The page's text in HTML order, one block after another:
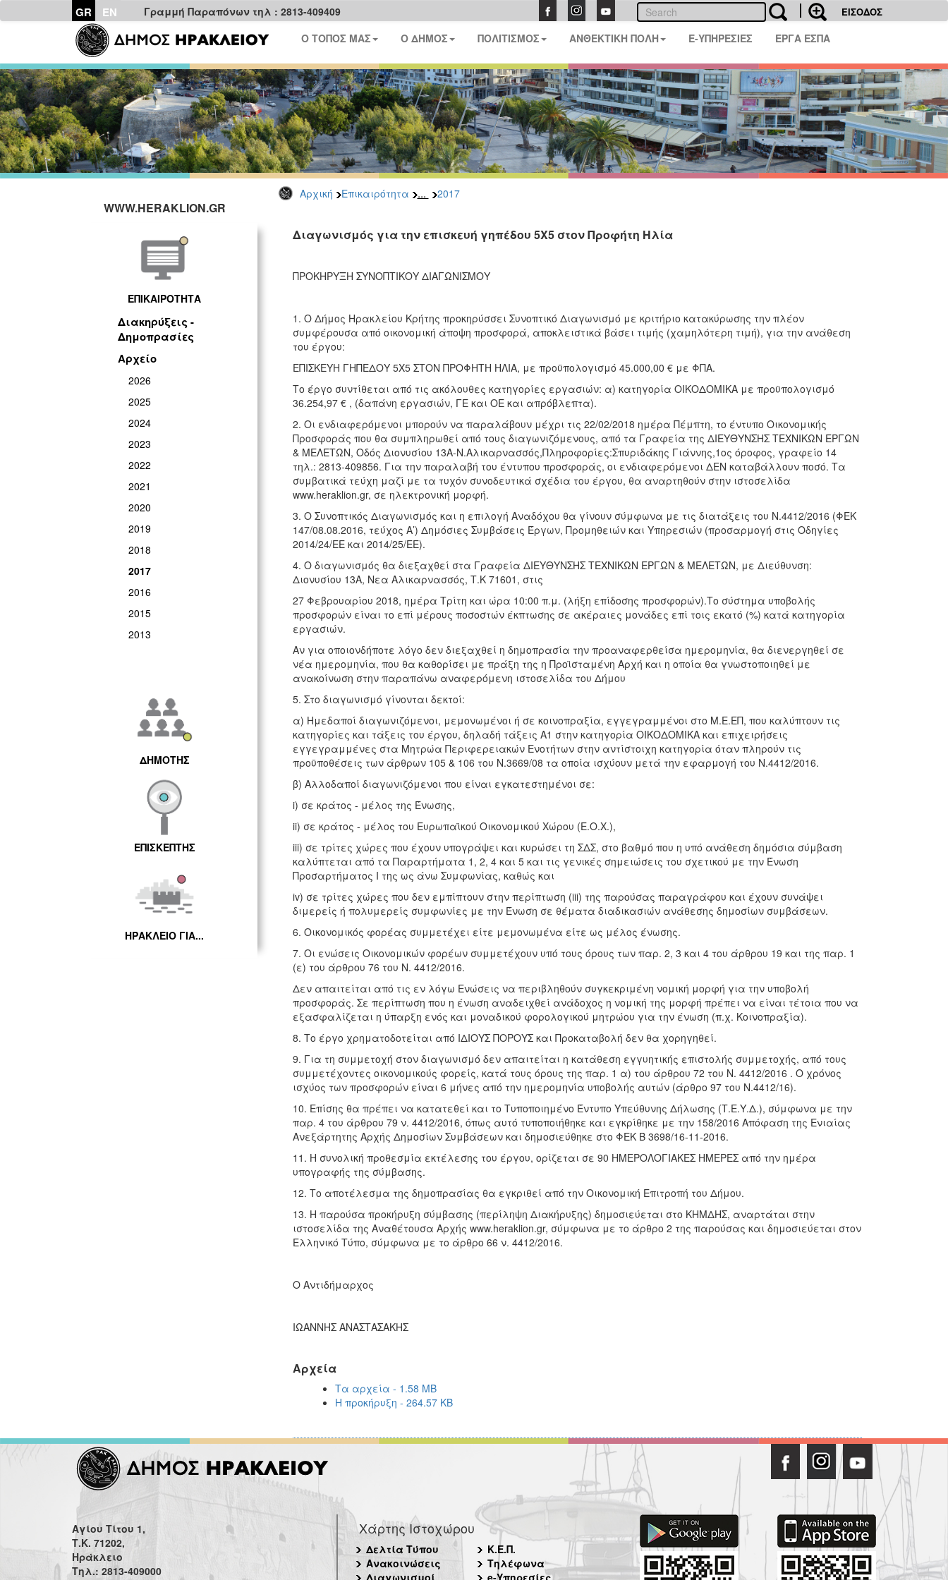
GR EN Γραμμή Παραπόνων τηλ : 2813-409409 ΕΙΣΟΔΟΣ
Ο ΤΟΠΟΣ ΜΑΣ Ο ΔΗΜΟΣ ΠΟΛΙΤΙΣΜΟΣ ΑΝΘΕΚΤΙΚΗ ΠΟΛΗ E-ΥΠΗΡΕΣΙΕΣ ΕΡΓΑ ΕΣΠΑ
Αρχική Επικαιρότητα ... 2017
WWW.HERAKLION.GR
ΕΠΙΚΑΙΡΟΤΗΤΑ
Διακηρύξεις -
Δημοπρασίες
Αρχείο
2026
2025
2024
2023
2022
2021
2020
2019
2018
2017
2016
2015
2013
ΔΗΜΟΤΗΣ
ΕΠΙΣΚΕΠΤΗΣ
ΗΡΑΚΛΕΙΟ ΓΙΑ...
Διαγωνισμός για την επισκευή γηπέδου 5Χ5 στον Προφήτη Ηλία
ΠΡΟΚΗΡΥΞΗ ΣΥΝΟΠΤΙΚΟΥ ΔΙΑΓΩΝΙΣΜΟΥ
1. Ο Δήμος Ηρακλείου Κρήτης προκηρύσσει Συνοπτικό Διαγωνισμό με κριτήριο κατακύρωσης την πλέον
συμφέρουσα από οικονομική άποψη προσφορά, αποκλειστικά βάσει τιμής (χαμηλότερη τιμή), για την ανάθεση
του έργου:
ΕΠΙΣΚΕΥΗ ΓΗΠΕΔΟΥ 5Χ5 ΣΤΟΝ ΠΡΟΦΗΤΗ ΗΛΙΑ, με προϋπολογισμό 45.000,00 € με ΦΠΑ.
Το έργο συντίθεται από τις ακόλουθες κατηγορίες εργασιών: α) κατηγορία ΟΙΚΟΔΟΜΙΚΑ με προϋπολογισμό
36.254,97 € , (δαπάνη εργασιών, ΓΕ και ΟΕ και απρόβλεπτα).
2. Οι ενδιαφερόμενοι μπορούν να παραλάβουν μέχρι τις 22/02/2018 ημέρα Πέμπτη, το έντυπο Οικονομικής
Προσφοράς που θα συμπληρωθεί από τους διαγωνιζόμενους, από τα Γραφεία της ΔΙΕΥΘΥΝΣΗΣ ΤΕΧΝΙΚΩΝ ΕΡΓΩΝ
& ΜΕΛΕΤΩΝ, Οδός Διονυσίου 13Α-Ν.Αλικαρνασσός,Πληροφορίες:Σπυριδάκης Γιάννης,1ος όροφος, γραφείο 14
τηλ.: 2813-409856. Για την παραλαβή του έντυπου προσφοράς, οι ενδιαφερόμενοι ΔΕΝ καταβάλλουν ποσό. Τα
συμβατικά τεύχη μαζί με τα τυχόν συνοδευτικά σχέδια του έργου, θα αναρτηθούν στην ιστοσελίδα
www.heraklion.gr, σε ηλεκτρονική μορφή.
3. Ο Συνοπτικός Διαγωνισμός και η επιλογή Αναδόχου θα γίνουν σύμφωνα με τις διατάξεις του Ν.4412/2016 (ΦΕΚ
147/08.08.2016, τεύχος Α’) Δημόσιες Συμβάσεις Έργων, Προμηθειών και Υπηρεσιών (προσαρμογή στις Οδηγίες
2014/24/ΕΕ και 2014/25/ΕΕ).
4. Ο διαγωνισμός θα διεξαχθεί στα Γραφεία ΔΙΕΥΘΥΝΣΗΣ ΤΕΧΝΙΚΩΝ ΕΡΓΩΝ & ΜΕΛΕΤΩΝ, με Διεύθυνση:
Διονυσίου 13Α, Νεα Αλικαρνασσός, Τ.Κ 71601, στις
27 Φεβρουαρίου 2018, ημέρα Τρίτη και ώρα 10:00 π.μ. (λήξη επίδοσης προσφορών).Το σύστημα υποβολής
προσφορών είναι το επί μέρους ποσοστών έκπτωσης σε ακέραιες μονάδες επί τοις εκατό (%) κατά κατηγορία
εργασιών.
Αν για οποιονδήποτε λόγο δεν διεξαχθεί η δημοπρασία την προαναφερθείσα ημερομηνία, θα διενεργηθεί σε
νέα ημερομηνία, που θα καθορίσει με πράξη της η Προϊσταμένη Αρχή και η οποία θα γνωστοποιηθεί με
ανακοίνωση στην παραπάνω αναφερόμενη ιστοσελίδα του Δήμου
5. Στο διαγωνισμό γίνονται δεκτοί:
α) Ημεδαποί διαγωνιζόμενοι, μεμονωμένοι ή σε κοινοπραξία, εγγεγραμμένοι στο Μ.Ε.ΕΠ, που καλύπτουν τις
κατηγορίες και τάξεις του έργου, δηλαδή τάξεις Α1 στην κατηγορία ΟΙΚΟΔΟΜΙΚΑ και επιχειρήσεις
εγγεγραμμένες στα Μητρώα Περιφερειακών Ενοτήτων στην αντίστοιχη κατηγορία όταν πληρούν τις
προϋποθέσεις των άρθρων 105 & 106 του Ν.3669/08 τα οποία ισχύουν μετά την εφαρμογή του Ν.4412/2016.
β) Αλλοδαποί διαγωνιζόμενοι που είναι εγκατεστημένοι σε:
i) σε κράτος - μέλος της Ένωσης,
ii) σε κράτος - μέλος του Ευρωπαϊκού Οικονομικού Χώρου (Ε.Ο.Χ.),
iii) σε τρίτες χώρες που έχουν υπογράψει και κυρώσει τη ΣΔΣ, στο βαθμό που η υπό ανάθεση δημόσια σύμβαση
καλύπτεται από τα Παραρτήματα 1, 2, 4 και 5 και τις γενικές σημειώσεις του σχετικού με την Ένωση
Προσαρτήματος I της ως άνω Συμφωνίας, καθώς και
iv) σε τρίτες χώρες που δεν εμπίπτουν στην περίπτωση (iii) της παρούσας παραγράφου και έχουν συνάψει
διμερείς ή πολυμερείς συμφωνίες με την Ένωση σε θέματα διαδικασιών ανάθεσης δημοσίων συμβάσεων.
6. Οικονομικός φορέας συμμετέχει είτε μεμονωμένα είτε ως μέλος ένωσης.
7. Οι ενώσεις Οικονομικών φορέων συμμετέχουν υπό τους όρους των παρ. 2, 3 και 4 του άρθρου 19 και της παρ. 1
(ε) του άρθρου 76 του Ν. 4412/2016.
Δεν απαιτείται από τις εν λόγω Ενώσεις να περιβληθούν συγκεκριμένη νομική μορφή για την υποβολή
προσφοράς. Σε περίπτωση που η ένωση αναδειχθεί ανάδοχος η νομική της μορφή πρέπει να είναι τέτοια που να
εξασφαλίζεται η ύπαρξη ενός και μοναδικού φορολογικού μητρώου για την ένωση (π.χ. Κοινοπραξία).
8. Το έργο χρηματοδοτείται από ΙΔΙΟΥΣ ΠΟΡΟΥΣ και Προκαταβολή δεν θα χορηγηθεί.
9. Για τη συμμετοχή στον διαγωνισμό δεν απαιτείται η κατάθεση εγγυητικής επιστολής συμμετοχής, από τους
συμμετέχοντες οικονομικούς φορείς, κατά τους όρους της παρ. 1 α) του άρθρου 72 του Ν. 4412/2016 . Ο χρόνος
ισχύος των προσφορών είναι 6 μήνες από την ημερομηνία υποβολής αυτών (άρθρο 97 του Ν.4412/16).
10. Επίσης θα πρέπει να κατατεθεί και το Τυποποιημένο Έντυπο Υπεύθυνης Δήλωσης (Τ.Ε.Υ.Δ.), σύμφωνα με την
παρ. 4 του άρθρου 79 ν. 4412/2016, όπως αυτό τυποποιήθηκε και εγκρίθηκε με την 158/2016 Απόφαση της Ενιαίας
Ανεξάρτητης Αρχής Δημοσίων Συμβάσεων και δημοσιεύθηκε στο ΦΕΚ Β 3698/16-11-2016.
11. Η συνολική προθεσμία εκτέλεσης του έργου, ορίζεται σε 90 ΗΜΕΡΟΛΟΓΙΑΚΕΣ ΗΜΕΡΕΣ από την ημέρα
υπογραφής της σύμβασης.
12. Το αποτέλεσμα της δημοπρασίας θα εγκριθεί από την Οικονομική Επιτροπή του Δήμου.
13. Η παρούσα προκήρυξη σύμβασης (περίληψη Διακήρυξης) δημοσιεύεται στο ΚΗΜΔΗΣ, αναρτάται στην
ιστοσελίδα της Αναθέτουσα Αρχής www.heraklion.gr, σύμφωνα με το άρθρο 2 της παρούσας και δημοσιεύεται στον
Ελληνικό Τύπο, σύμφωνα με το άρθρο 66 ν. 4412/2016.
Ο Αντιδήμαρχος
ΙΩΑΝΝΗΣ ΑΝΑΣΤΑΣΑΚΗΣ
Αρχεία
Τα αρχεία - 1.58 MB
Η προκήρυξη - 264.57 KB
Αγίου Τίτου 1,
Τ.Κ. 71202,
Ηράκλειο
Τηλ.: 2813-409000
Χάρτης Ιστοχώρου
Δελτία Τύπου
Ανακοινώσεις
Διαγωνισμοί
Κ.Ε.Π.
Τηλέφωνα
e-Υπηρεσίες